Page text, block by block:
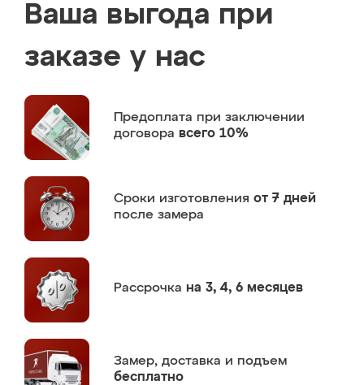
Ваша выгода при
заказе у нас
Предоплата при заключении
договора всего 10%
Сроки изготовления от 7 дней
после замера
Рассрочка на 3, 4, 6 месяцев
Замер, доставка и подъем
бесплатно